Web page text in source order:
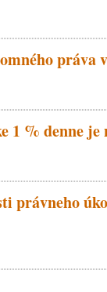
práva
1 % denne
právneho